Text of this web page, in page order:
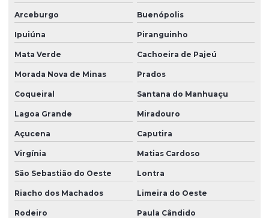
Arceburgo Buenópolis
Ipuiúna Piranguinho
Mata Verde Cachoeira de Pajeú
Morada Nova de Minas Prados
Coqueiral Santana do Manhuaçu
Lagoa Grande Miradouro
Açucena Caputira
Virgínia Matias Cardoso
São Sebastião do Oeste Lontra
Riacho dos Machados Limeira do Oeste
Rodeiro Paula Cândido